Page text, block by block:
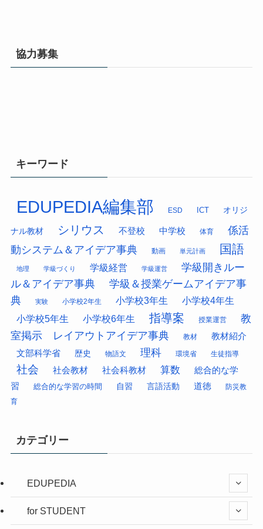
協力募集
キーワード
EDUPEDIA編集部 ESD ICT オリジ
ナル教材 シリウス 不登校 中学校 体育
係活
動システム＆アイデア事典
動画 単元計画 国語
地理 学級づくり 学級経営 学級運営
学級開きルー
ル＆アイデア事典
学級＆授業ゲームアイデア事
典
実験 小学校2年生 小学校3年生
小学校4年生
小学校5年生
小学校6年生 指導案 授業運営
教
室掲示 レイアウトアイデア事典
教材 教材紹介
文部科学省 歴史 物語文 理科 環境省 生徒指導
社会 社会教材 社会科教材 算数
総合的な学
習
総合的な学習の時間 自習 言語活動 道徳 防災教
育
カテゴリー
EDUPEDIA
for STUDENT